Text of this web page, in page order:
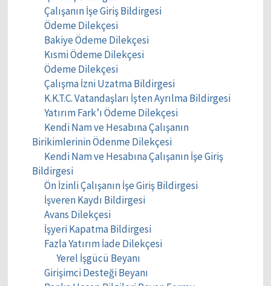
Çalışanın İşe Giriş Bildirgesi
Ödeme Dilekçesi
Bakiye Ödeme Dilekçesi
Kısmi Ödeme Dilekçesi
Ödeme Dilekçesi
Çalışma İzni Uzatma Bildirgesi
K.K.T.C. Vatandaşları İşten Ayrılma Bildirgesi
Yatırım Fark’ı Ödeme Dilekçesi
Kendi Nam ve Hesabına Çalışanın
Birikimlerinin Ödenme Dilekçesi
Kendi Nam ve Hesabına Çalışanın İşe Giriş
Bildirgesi
Ön İzinli Çalışanın İşe Giriş Bildirgesi
İşveren Kaydı Bildirgesi
Avans Dilekçesi
İşyeri Kapatma Bildirgesi
Fazla Yatırım İade Dilekçesi
Yerel İşgücü Beyanı
Girişimci Desteği Beyanı